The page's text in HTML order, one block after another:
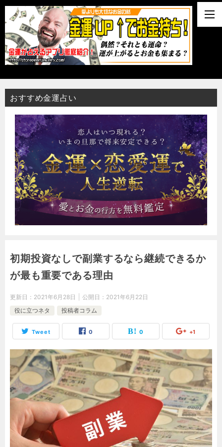
おすすめ金運占い
初期投資なしで副業するなら継続できるか
が最も重要である理由
更新日： 2021年6月28日 公開日： 2021年6月22日
役に立つネタ
投稿者コラム
Tweet 0 0 +1